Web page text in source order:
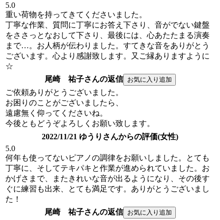
5.0
重い荷物を持ってきてくださいました。
丁寧な作業、質問に丁寧にお答え下さり、音がでない鍵盤
をささっとなおして下さり、最後には、心あたたまる演奏
まで…。お人柄が伝わりました。すてきな音をありがとう
ございます。心より感謝致します。又ご縁ありますように
☆
尾崎 祐子さんの返信
ご依頼ありがとうございました。
お困りのことがございましたら、
遠慮無く仰ってくださいね。
今後ともどうぞよろしくお願い致します。
2022/11/21 ゆうりさんからの評価(女性)
5.0
何年も使ってないピアノの調律をお願いしました。とても
丁寧に、そしてテキパキと作業が進められていました。お
かげさまで、またきれいな音が出るようになり、その後す
ぐに練習も出来、とても満足です。ありがとうございまし
た！
尾崎 祐子さんの返信